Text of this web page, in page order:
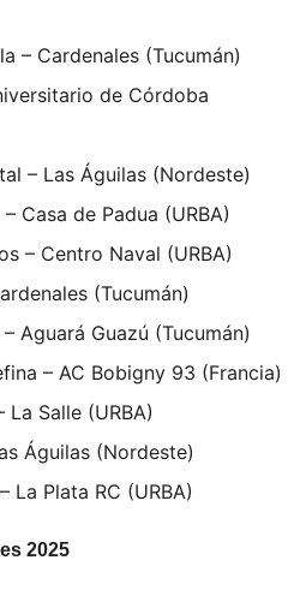
– Cardenales (Tucumán)
de Córdoba
– Las Águilas (Nordeste)
Casa de Padua (URBA)
– Centro Naval (URBA)
(Tucumán)
Aguará Guazú (Tucumán)
– AC Bobigny 93 (Francia)
La Salle (URBA)
Águilas (Nordeste)
La Plata RC (URBA)
2025